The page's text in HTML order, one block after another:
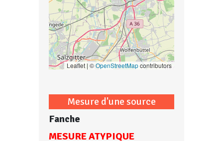
Leaflet | ©OpenStreetMapcontributors
Mesure d'une source
Fanche
MESURE ATYPIQUE